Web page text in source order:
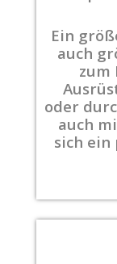
Ein
auch
zum
oder
auch
sich